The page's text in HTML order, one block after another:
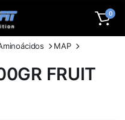
0
MAP
FRUIT